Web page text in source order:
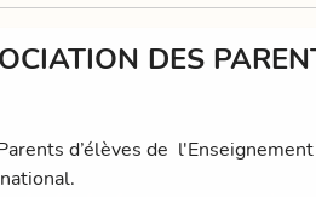
DES
d’élèves de